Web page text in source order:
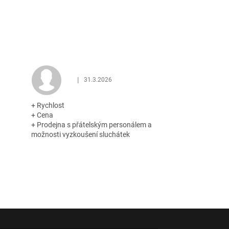
5 hvězdiček. Hodnocení obchodu je 5 z 5 hvězdiček.
| 31.3.2026
+ Rychlost
+ Cena
+ Prodejna s přátelským personálem a
možnosti vyzkoušení sluchátek